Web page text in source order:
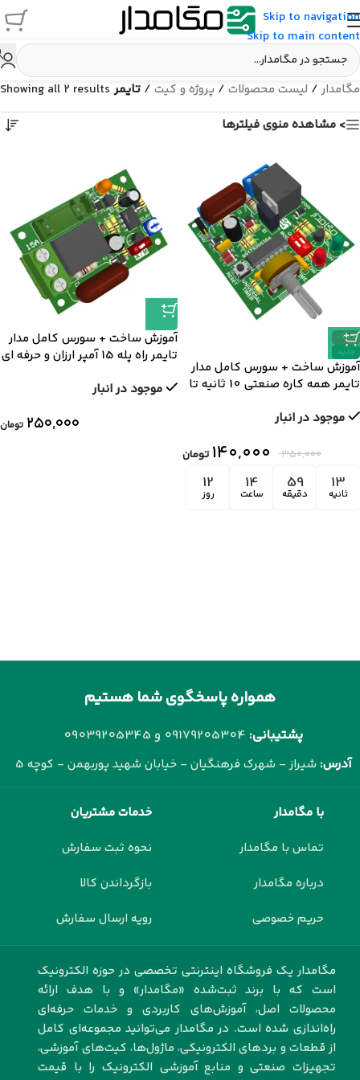
Skip to navigation
Skip to main content
مگامدار/ لیست محصولات / پروژه و کیت / تایمر Showing all 2 results
> مشاهده منوی فیلترها
-60%
جدید
آموزش ساخت + سورس کامل مدار
تایمر همه کاره صنعتی 10 ثانیه تا
موجود در انبار
۳۵۰,۰۰۰ ۱۴۰,۰۰۰ تومان
12
روز
14
ساعت
59
دقیقه
13
ثانیه
آموزش ساخت + سورس کامل مدار
تایمر راه پله 15 آمپر ارزان و حرفه ای
موجود در انبار
۲۵۰,۰۰۰ تومان
همواره پاسخگوی شما هستیم
پشتیبانی: 09179205304 و 09039205345
آدرس: شیراز - شهرک فرهنگیان - خیابان شهید پوربهمن - کوچه 5
با مگامدار
تماس با مگامدار
درباره مگامدار
حریم خصوصی
خدمات مشتریان
نحوه ثبت سفارش
بازگرداندن کالا
رویه ارسال سفارش
مگامدار یک فروشگاه اینترنتی تخصصی در حوزه الکترونیک
است که با برند ثبت‌شده «مگامدار» و با هدف ارائه
محصولات اصل، آموزش‌های کاربردی و خدمات حرفه‌ای
راه‌اندازی شده است. در مگامدار می‌توانید مجموعه‌ای کامل
از قطعات و بردهای الکترونیکی، ماژول‌ها، کیت‌های آموزشی،
تجهیزات صنعتی و منابع آموزشی الکترونیک را با قیمت